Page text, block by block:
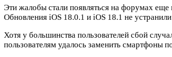
Эти жалобы стали появляться на форумах
Обновления iOS 18.0.1 и iOS 18.1 не
Хотя у большинства пользователей сбой
пользователям удалось заменить смартфоны